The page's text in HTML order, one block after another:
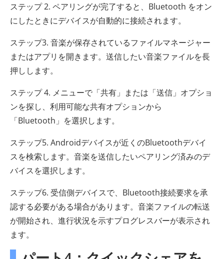
ステップ 2. ペアリングが完了すると、Bluetooth をオン
にしたときにデバイスが自動的に接続されます。
ステップ3. 音楽が保存されているファイルマネージャー
またはアプリを開きます。送信したい音楽ファイルを長
押しします。
ステップ 4. メニューで「共有」または「送信」オプショ
ンを探し、利用可能な共有オプションから
「Bluetooth」を選択します。
ステップ5. Androidデバイスが近くのBluetoothデバイ
スを検索します。音楽を送信したいペアリング済みのデ
バイスを選択します。
ステップ6. 受信側デバイスで、Bluetooth接続要求を承
認する必要がある場合があります。音楽ファイルの転送
が開始され、進行状況を示すプログレスバーが表示され
ます。